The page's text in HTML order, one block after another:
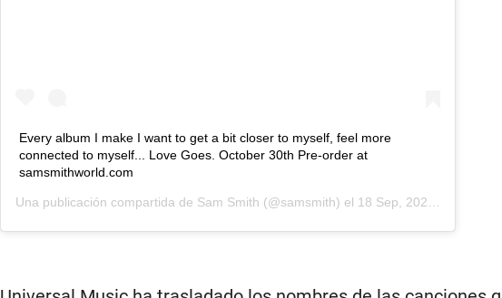
Every album I make I want to get a bit closer to myself, feel more
connected to myself... Love Goes. October 30th Pre-order at
samsmithworld.com
Una publicación compartida de Sam Smith (@samsmith) el 18 Sep, 2020 a las 8:16 PDT